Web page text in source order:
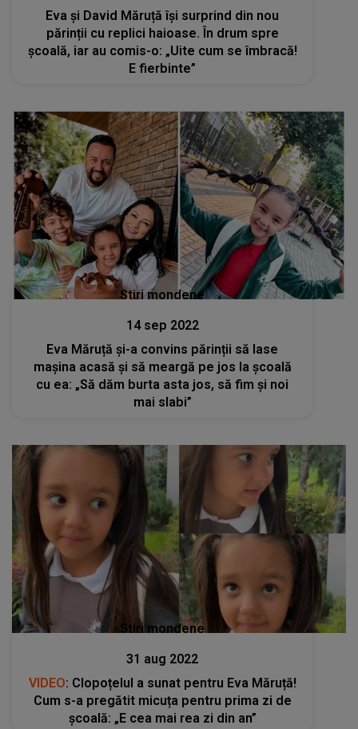
Eva și David Măruță își surprind din nou
părinții cu replici haioase. În drum spre
școală, iar au comis-o: „Uite cum se îmbracă!
E fierbinte”
Stiri mondene
14 sep 2022
Eva Măruță și-a convins părinții să lase
mașina acasă și să meargă pe jos la școală
cu ea: „Să dăm burta asta jos, să fim și noi
mai slabi”
Stiri mondene
31 aug 2022
VIDEO: Clopoțelul a sunat pentru Eva Măruță!
Cum s-a pregătit micuța pentru prima zi de
școală: „E cea mai rea zi din an”